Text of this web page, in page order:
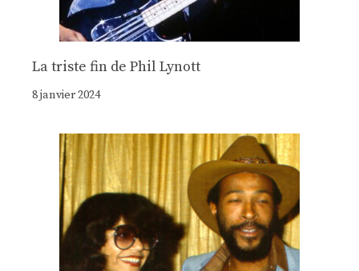
La triste fin de Phil Lynott
8 janvier 2024